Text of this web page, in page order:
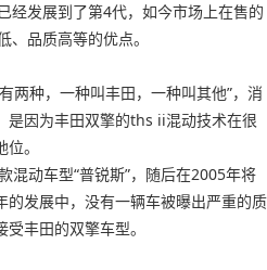
经发展到了第4代，如今市场上在售的
品质高等的优点。
两种，一种叫丰田，一种叫其他”，消
是因为丰田双擎的ths ii混动技术在很
。
混动车型“普锐斯”，随后在2005年将
发展中，没有一辆车被曝出严重的质
丰田的双擎车型。